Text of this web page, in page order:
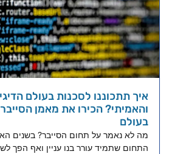
איך תתכוננו לסכנות בעולם
והאמיתי? הכירו את מאמן
בעולם
מה לא נאמר על תחום הסייבר? בשנים
התחום שתמיד עורר בנו עניין ואף הפך